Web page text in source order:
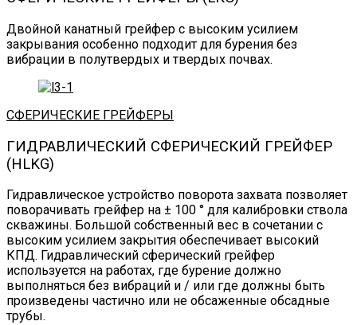
Двойной канатный грейфер с высоким усилием
закрывания особенно подходит для бурения без
вибрации в полутвердых и твердых почвах.
СФЕРИЧЕСКИЕ ГРЕЙФЕРЫ
ГИДРАВЛИЧЕСКИЙ СФЕРИЧЕСКИЙ ГРЕЙФЕР
(HLKG)
Гидравлическое устройство поворота захвата позволяет
поворачивать грейфер на ± 100 ° для калибровки ствола
скважины. Большой собственный вес в сочетании с
высоким усилием закрытия обеспечивает высокий
КПД. Гидравлический сферический грейфер
используется на работах, где бурение должно
выполняться без вибраций и / или где должны быть
произведены частично или не обсаженные обсадные
трубы.